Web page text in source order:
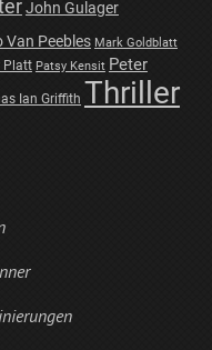
John Gulager
Van Peebles Mark Goldblatt
Platt Patsy Kensit Peter
Ian Griffith Thriller